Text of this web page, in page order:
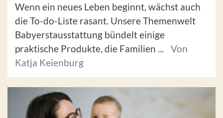
Wenn ein neues Leben beginnt, wächst auch
die To-do-Liste rasant. Unsere Themenwelt
Babyerstausstattung bündelt einige
praktische Produkte, die Familien ...
Von
Katja Keienburg